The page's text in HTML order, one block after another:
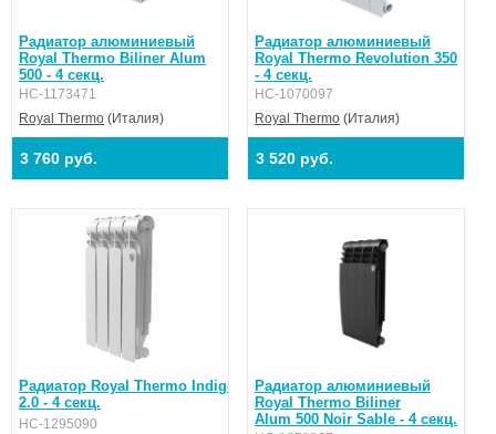
Радиатор алюминиевый
Royal Thermo Biliner Alum
500 - 4 секц.
НС-1173471
Royal Thermo (Италия)
3 760 руб.
Радиатор алюминиевый
Royal Thermo Revolution 350
- 4 секц.
НС-1070097
Royal Thermo (Италия)
3 520 руб.
Радиатор Royal Thermo Indigo 500
2.0 - 4 секц.
НС-1295090
Радиатор алюминиевый
Royal Thermo Biliner
Alum 500 Noir Sable - 4 секц.